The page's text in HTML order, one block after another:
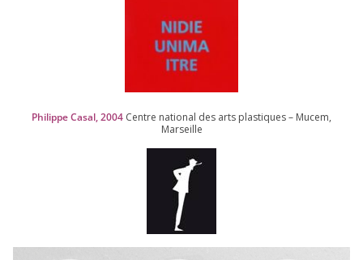
Philippe Casal,2004 Centre natio­nal des arts plas­tiques – Mucem,
Marseille